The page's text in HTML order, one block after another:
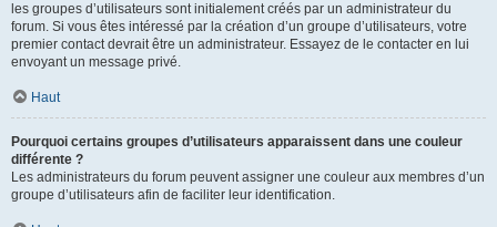
les groupes d’utilisateurs sont initialement créés par un administrateur du
forum. Si vous êtes intéressé par la création d’un groupe d’utilisateurs, votre
premier contact devrait être un administrateur. Essayez de le contacter en lui
envoyant un message privé.
Haut
Pourquoi certains groupes d’utilisateurs apparaissent dans une couleur
différente ?
Les administrateurs du forum peuvent assigner une couleur aux membres d’un
groupe d’utilisateurs afin de faciliter leur identification.